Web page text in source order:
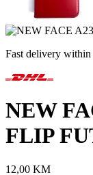
Fast delivery
NEW
FLIP
12,00 KM